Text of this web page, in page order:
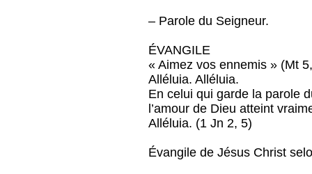
– Parole du Seigneur.
ÉVANGILE
« Aimez vos ennemis » (Mt
Alléluia. Alléluia.
En celui qui garde la parole
l’amour de Dieu atteint
Alléluia. (1 Jn 2, 5)
Évangile de Jésus Christ